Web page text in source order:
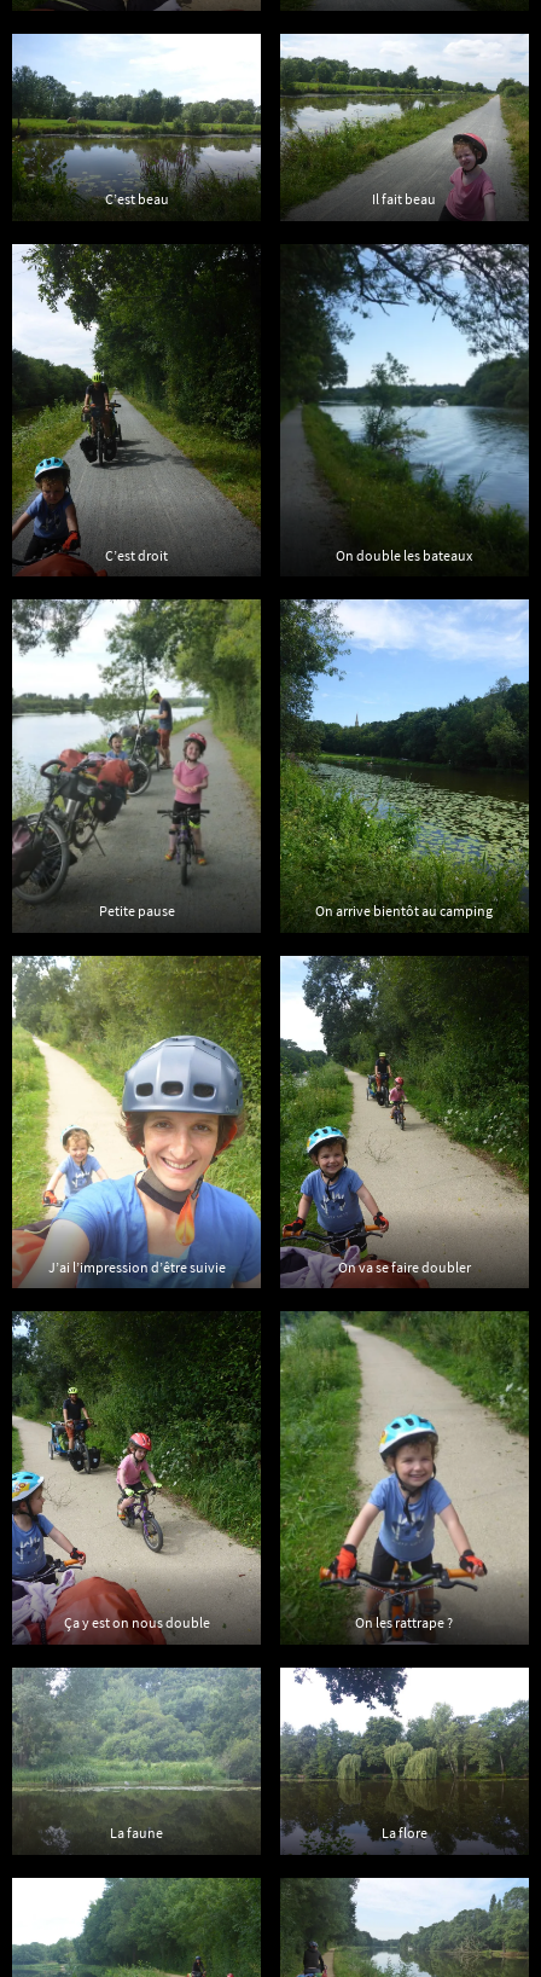
C’est beau Il fait beau
C’est droit On double les bateaux
Petite pause On arrive bientôt au camping
J’ai l’impression d’être suivie On va se faire doubler
Ça y est on nous double On les rattrape ?
La faune La flore